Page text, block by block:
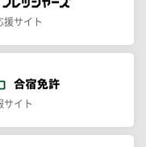
援サイト
サイト